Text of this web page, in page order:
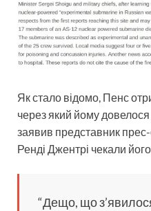
Як стало відомо, Пенс
через який йому
заявив представник
Ренді Джентрі чекали
“Дещо, що